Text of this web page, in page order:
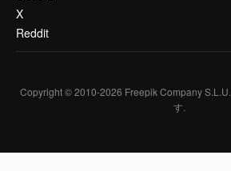
X
Reddit
Copyright © 2010-2026 Freepik Company S.L.U.
す.